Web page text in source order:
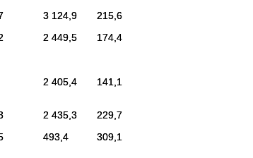
3 124,9
215,6
2 449,5 174,4
2 405,4 141,1
2 435,3
229,7
493,4 309,1